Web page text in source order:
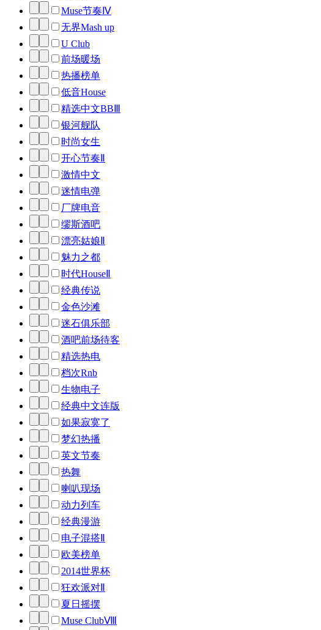
Muse节奏Ⅳ
无界Mash up
U Club
前场暖场
热播榜单
低音House
精选中文BBⅢ
银河舰队
时尚女生
开心节奏Ⅱ
激情中文
迷情电弹
厂牌电音
缪斯酒吧
漂亮姑娘Ⅱ
魅力之都
时代HouseⅡ
经典传说
金色沙滩
迷石俱乐部
酒吧前场待客
精选热电
档次Rnb
生物电子
经典中文连版
如果寂寞了
梦幻热播
英文节奏
热舞
喇叭现场
动力列车
经典漫游
电子混搭Ⅱ
欧美榜单
2014世界杯
狂欢派对Ⅱ
夏日摇摆
Muse ClubⅧ